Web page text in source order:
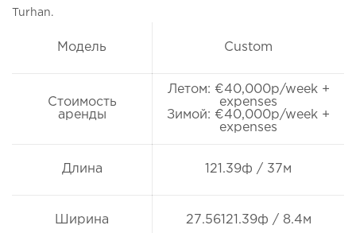
Turhan.
Модель Custom
Стоимость
аренды
Летом: €40,000p/week +
expenses
Зимой: €40,000p/week +
expenses
Длина 121.39ф / 37м
Ширина 27.56121.39ф / 8.4м